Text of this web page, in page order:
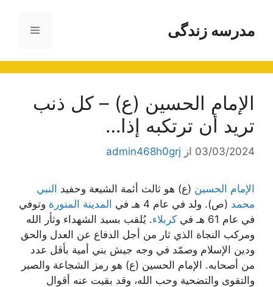
محتوامدرسه زندگی فهرست
الإمام الحسين (ع) – كل ذنب
تريد أن ترتكبه إذا…
03/03/2024 از admin468h0grj
الإمام الحسين (ع) هو ثالث أئمة الشيعة وحفيد النبي
محمد (ص). ولد في عام 4 هـ في المدينة المنورة وتوفي
في عام 61 هـ في
كربلاء. يُلقب بسيد الشهداء وثأر الله
ومركب النجاة الذي ثار من أجل الدفاع عن العدل والحق
ودين الإسلام وصمّد في وجه جيش بني أمية بأقل عدد
من أصحابه. الإمام الحسين (ع) هو رمز الشجاعة والصبر
والتقوى والتضحية وحب الله، وقد بقيت عنه أقوال